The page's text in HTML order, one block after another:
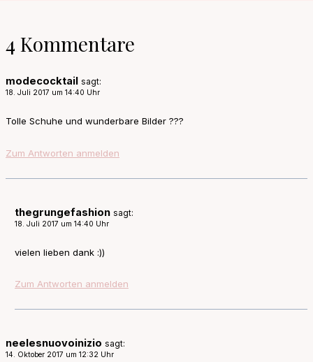
4 Kommentare
modecocktail sagt:
18. Juli 2017 um 14:40 Uhr
Tolle Schuhe und wunderbare Bilder ???
Zum Antworten anmelden
thegrungefashion sagt:
18. Juli 2017 um 14:40 Uhr
vielen lieben dank :))
Zum Antworten anmelden
neelesnuovoinizio sagt:
14. Oktober 2017 um 12:32 Uhr